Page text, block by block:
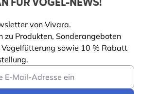
von Vivara.
zu Produkten, Sonderangeboten
sowie 10 % Rabatt